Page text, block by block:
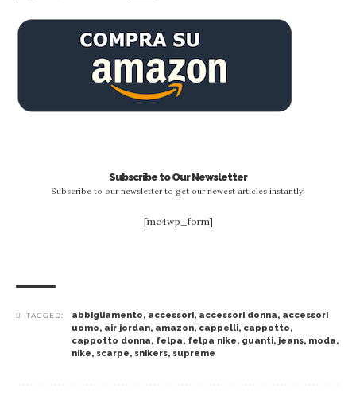
Subscribe to Our Newsletter
Subscribe to our newsletter to get our newest articles instantly!
[mc4wp_form]
TAGGED: abbigliamento, accessori, accessori donna, accessori
uomo, air jordan, amazon, cappelli, cappotto,
cappotto donna, felpa, felpa nike, guanti, jeans, moda,
nike, scarpe, snikers, supreme